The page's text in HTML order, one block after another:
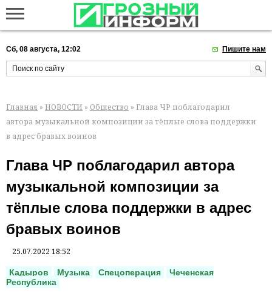
Сб, 08 августа, 12:02 Пишите нам
Главная » НОВОСТИ » Общество » Глава ЧР поблагодарил
автора музыкальной композиции за тёплые слова поддержки
в адрес бравых воинов
Глава ЧР поблагодарил автора
музыкальной композиции за
тёплые слова поддержки в адрес
бравых воинов
25.07.2022 18:52
Кадыров Музыка Спецоперация
Чеченская
Республика